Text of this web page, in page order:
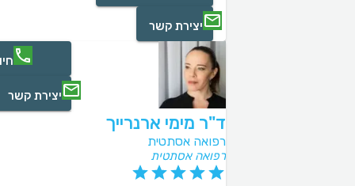
יצירת קשר
ד"ר מימי ארנרייך
רפואה אסתטית
רפואה אסתטית
יצירת קשר